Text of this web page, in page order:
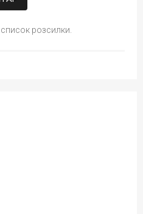
розсилки.